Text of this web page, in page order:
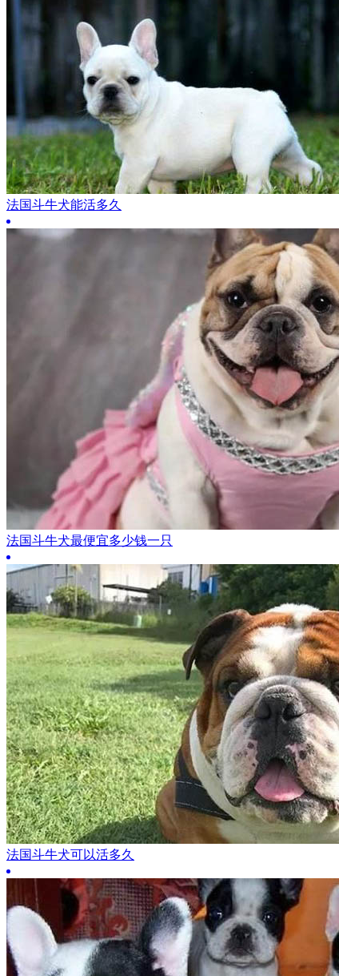
法国斗牛犬能活多久
法国斗牛犬最便宜多少钱一只
法国斗牛犬可以活多久